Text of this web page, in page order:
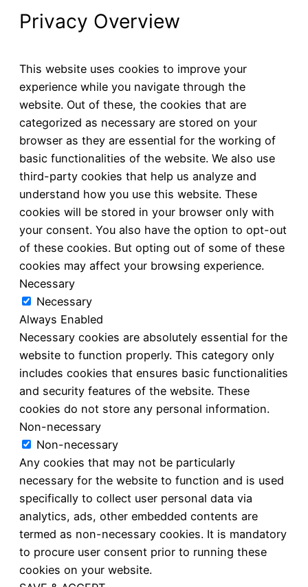
Privacy Overview
This website uses cookies to improve your
experience while you navigate through the
website. Out of these, the cookies that are
categorized as necessary are stored on your
browser as they are essential for the working of
basic functionalities of the website. We also use
third-party cookies that help us analyze and
understand how you use this website. These
cookies will be stored in your browser only with
your consent. You also have the option to opt-out
of these cookies. But opting out of some of these
cookies may affect your browsing experience.
Necessary
Necessary
Always Enabled
Necessary cookies are absolutely essential for the
website to function properly. This category only
includes cookies that ensures basic functionalities
and security features of the website. These
cookies do not store any personal information.
Non-necessary
Non-necessary
Any cookies that may not be particularly
necessary for the website to function and is used
specifically to collect user personal data via
analytics, ads, other embedded contents are
termed as non-necessary cookies. It is mandatory
to procure user consent prior to running these
cookies on your website.